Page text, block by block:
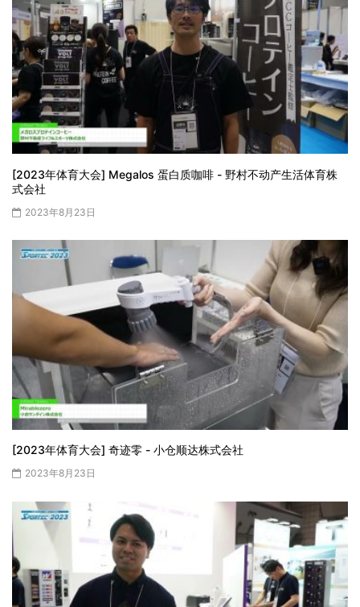
[2023年体育大会] Megalos 蛋白质咖啡 - 野村不动产生活体育株
式会社
2023年8月23日
[2023年体育大会] 奇迹零 - 小仓顺达株式会社
2023年8月23日